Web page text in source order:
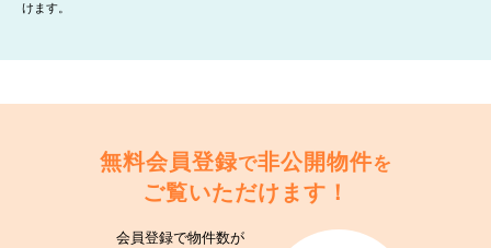
けます。
無料会員登録で非公開物件を
ご覧いただけます！
会員登録で物件数が